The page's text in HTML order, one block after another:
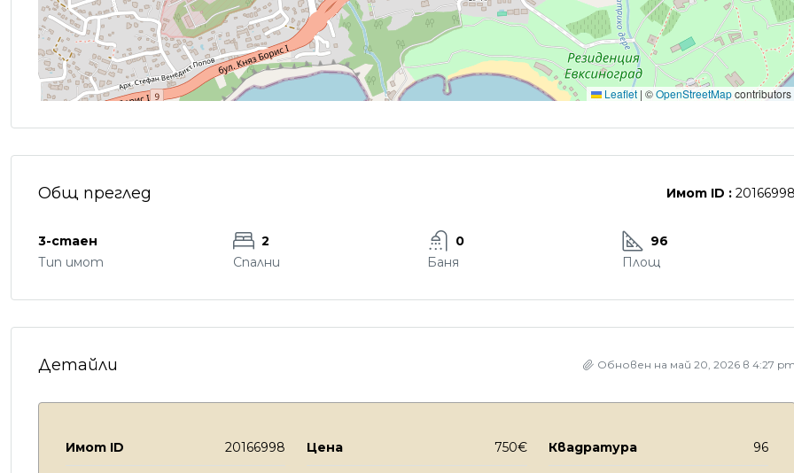
Leaflet | ©OpenStreetMapcontributors
Общ преглед Имот ID :
3-стаен
Тип имот
2
Спални
0
Баня
96
Площ
Детайли Обновен на май 20, 2026 в 4:27
Имот ID 20166998 Цена 750€ Квадратура 96